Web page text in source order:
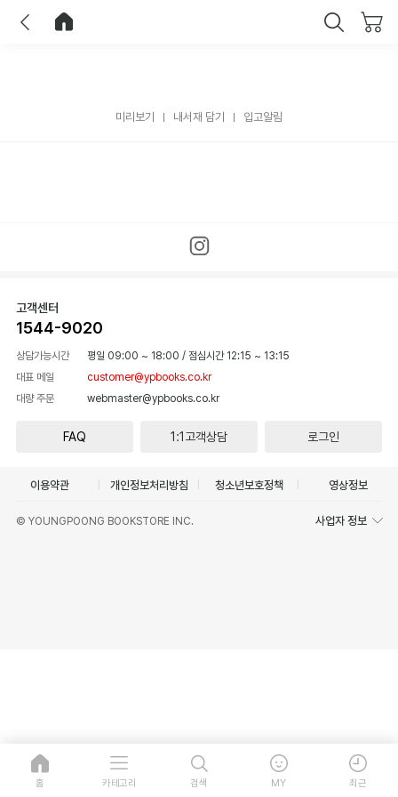
미리보기 내서재 담기 입고알림
고객센터
1544-9020
상담가능시간 평일 09:00 ~ 18:00 / 점심시간 12:15 ~ 13:15
대표 메일
customer@ypbooks.co.kr
대량 주문
webmaster@ypbooks.co.kr
FAQ 1:1고객상담 로그인
이용약관 개인정보처리방침 청소년보호정책 영상정보
© YOUNGPOONG BOOKSTORE INC. 사업자 정보
홈 카테고리 검색 MY 최근